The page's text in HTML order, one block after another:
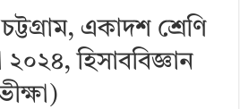
একাদশ শ্রেণি
২০২৪, হিসাববিজ্ঞান